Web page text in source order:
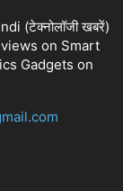
(टेक्नोलॉजी खबरें)
on Smart
Gadgets on